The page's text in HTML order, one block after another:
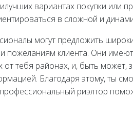
вариантах покупки или
в сложной и
могут предложить
пожеланиям клиента. Они
тебя районах, и, быть может,
Благодаря этому, ты
риэлтор